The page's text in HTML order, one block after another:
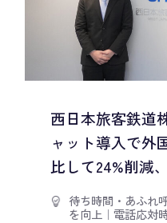
西日本旅客鉄道
ャット導入で外
比して24%削減
待ち時間・あふれ
を向上 ｜ 電話応対